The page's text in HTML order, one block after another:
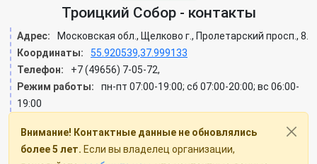
Троицкий Собор - контакты
Адрес:
Московская обл., Щелково г., Пролетарский просп., 8.
Координаты:
55.920539,37.999133
Телефон:
+7 (49656) 7-05-72,
Режим работы:
пн-пт 07:00-19:00; сб 07:00-20:00; вс 06:00-
19:00
Внимание! Контактные данные не обновлялись
более 5 лет. Если вы владелец организации,